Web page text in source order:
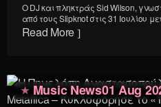
Ο DJ και πληκτράς Sid Wilson,
από τους Slipknot στις 31 Ιουλίου
Read More
Music News01 Aug